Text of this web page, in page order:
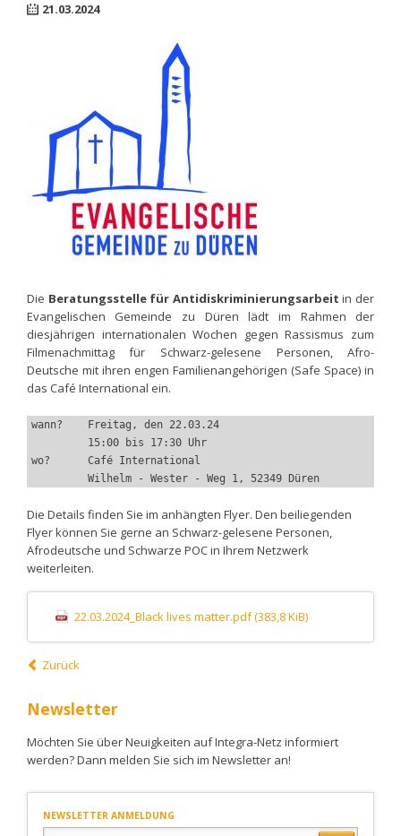
21.03.2024
Die Beratungsstelle für Antidiskriminierungsarbeit in der
Evangelischen Gemeinde zu Düren lädt im Rahmen der
diesjährigen internationalen Wochen gegen Rassismus zum
Filmenachmittag für Schwarz-gelesene Personen, Afro-
Deutsche mit ihren engen Familienangehörigen (Safe Space) in
das Café International ein.
wann?    Freitag, den 22.03.24
         15:00 bis 17:30 Uhr
wo?      Café International
         Wilhelm - Wester - Weg 1, 52349 Düren
Die Details finden Sie im anhängten Flyer. Den beiliegenden
Flyer können Sie gerne an Schwarz-gelesene Personen,
Afrodeutsche und Schwarze POC in Ihrem Netzwerk
weiterleiten.
22.03.2024_Black lives matter.pdf(383,8 KiB)
Zurück
Newsletter
Möchten Sie über Neuigkeiten auf Integra-Netz informiert
werden? Dann melden Sie sich im Newsletter an!
NEWSLETTER ANMELDUNG